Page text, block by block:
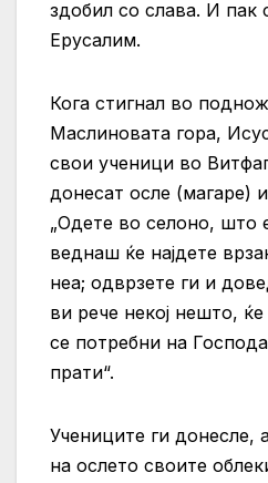
здобил со слава. И пак
Ерусалим.
Кога стигнал во
Маслиновата гора,
свои ученици во
донесат осле (магаре)
„Одете во селоно, што
веднаш ќе најдете
неа; одврзете ги и
ви рече некој нешто,
се потребни на
прати“.
Учениците ги донесле,
на ослето своите